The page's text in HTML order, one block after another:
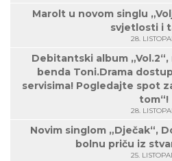
Marolt u novom singlu
svjetlosti i
28.
Debitantski album
benda Toni.Drama
servisima! Pogledajte spot
tom“!
28.
Novim singlom „Dječak“,
bolnu priču iz
25.